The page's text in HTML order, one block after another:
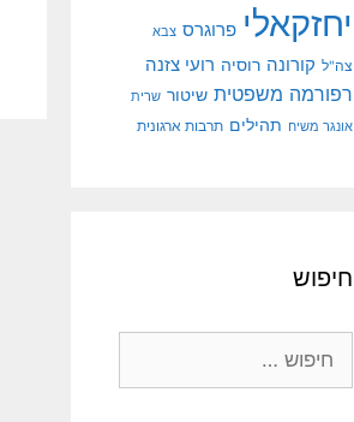
יחזקאלי פרוגרס צבא
צה"ל קורונה רוסיה רועי צזנה
רפורמה משפטית שיטור שרית
אונגר משיח תהילים תרבות ארגונית
חיפוש